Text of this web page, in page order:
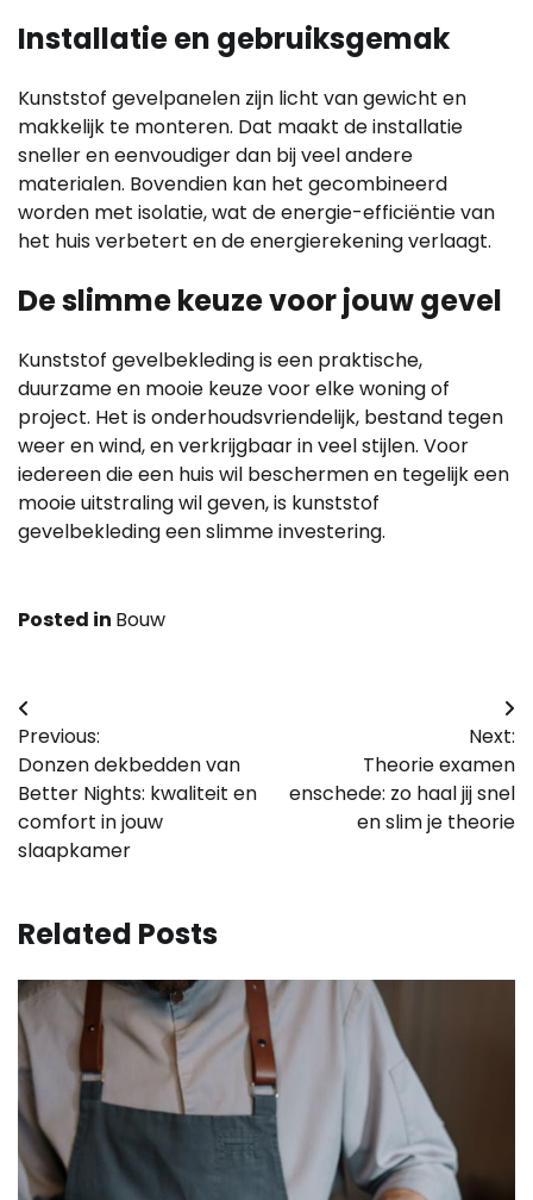
Installatie en gebruiksgemak
Kunststof gevelpanelen zijn licht van gewicht en
makkelijk te monteren. Dat maakt de installatie
sneller en eenvoudiger dan bij veel andere
materialen. Bovendien kan het gecombineerd
worden met isolatie, wat de energie-efficiëntie van
het huis verbetert en de energierekening verlaagt.
De slimme keuze voor jouw gevel
Kunststof gevelbekleding is een praktische,
duurzame en mooie keuze voor elke woning of
project. Het is onderhoudsvriendelijk, bestand tegen
weer en wind, en verkrijgbaar in veel stijlen. Voor
iedereen die een huis wil beschermen en tegelijk een
mooie uitstraling wil geven, is kunststof
gevelbekleding een slimme investering.
Posted in Bouw
Bericht
navigatie
Previous:
Donzen dekbedden van
Better Nights: kwaliteit en
comfort in jouw
slaapkamer
Next:
Theorie examen
enschede: zo haal jij snel
en slim je theorie
Related Posts